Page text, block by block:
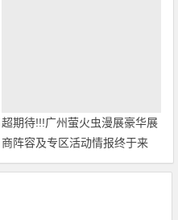
超期待!!!广州萤火虫漫展豪华展
商阵容及专区活动情报终于来
啦！